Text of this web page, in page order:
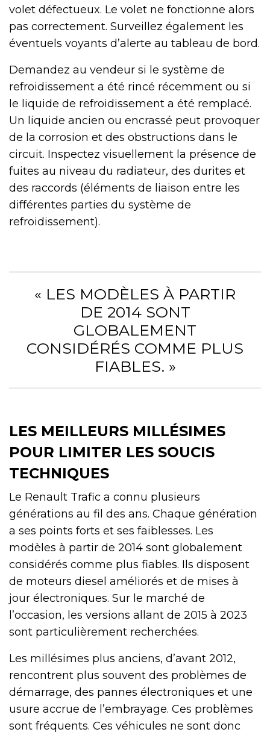
volet défectueux. Le volet ne fonctionne alors
pas correctement. Surveillez également les
éventuels voyants d’alerte au tableau de bord.
Demandez au vendeur si le système de
refroidissement a été rincé récemment ou si
le liquide de refroidissement a été remplacé.
Un liquide ancien ou encrassé peut provoquer
de la corrosion et des obstructions dans le
circuit. Inspectez visuellement la présence de
fuites au niveau du radiateur, des durites et
des raccords (éléments de liaison entre les
différentes parties du système de
refroidissement).
« LES MODÈLES À PARTIR
DE 2014 SONT
GLOBALEMENT
CONSIDÉRÉS COMME PLUS
FIABLES. »
LES MEILLEURS MILLÉSIMES
POUR LIMITER LES SOUCIS
TECHNIQUES
Le Renault Trafic a connu plusieurs
générations au fil des ans. Chaque génération
a ses points forts et ses faiblesses. Les
modèles à partir de 2014 sont globalement
considérés comme plus fiables. Ils disposent
de moteurs diesel améliorés et de mises à
jour électroniques. Sur le marché de
l’occasion, les versions allant de 2015 à 2023
sont particulièrement recherchées.
Les millésimes plus anciens, d’avant 2012,
rencontrent plus souvent des problèmes de
démarrage, des pannes électroniques et une
usure accrue de l’embrayage. Ces problèmes
sont fréquents. Ces véhicules ne sont donc